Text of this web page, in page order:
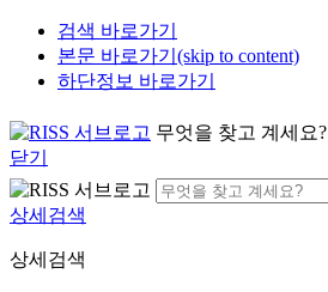
검색 바로가기
본문 바로가기(skip to content)
하단정보 바로가기
무엇을 찾고 계세요?
닫기
상세검색
상세검색